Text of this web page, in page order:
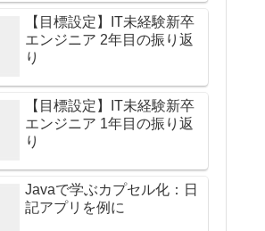
【目標設定】IT未経験新卒
エンジニア 2年目の振り返
り
【目標設定】IT未経験新卒
エンジニア 1年目の振り返
り
Javaで学ぶカプセル化：日
記アプリを例に